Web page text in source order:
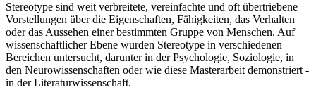
Stereotype sind weit verbreitete, vereinfachte und oft übertriebene
Vorstellungen über die Eigenschaften, Fähigkeiten, das Verhalten
oder das Aussehen einer bestimmten Gruppe von Menschen. Auf
wissenschaftlicher Ebene wurden Stereotype in verschiedenen
Bereichen untersucht, darunter in der Psychologie, Soziologie, in
den Neurowissenschaften oder wie diese Masterarbeit demonstriert -
in der Literaturwissenschaft.